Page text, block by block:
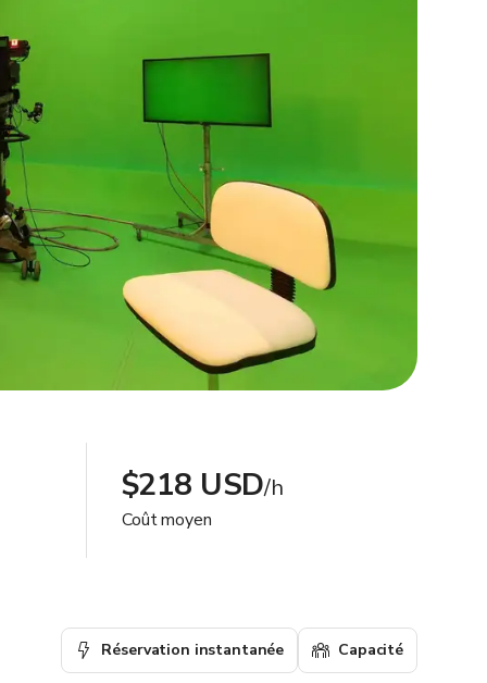
$218 USD/h
Coût moyen
Réservation instantanée Capacité